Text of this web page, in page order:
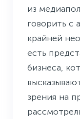
из
говорить с
крайней
есть
бизнеса,
зрения на